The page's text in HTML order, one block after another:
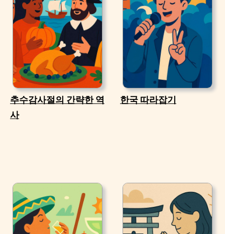
추수감사절의 간략한 역
사
한국 따라잡기